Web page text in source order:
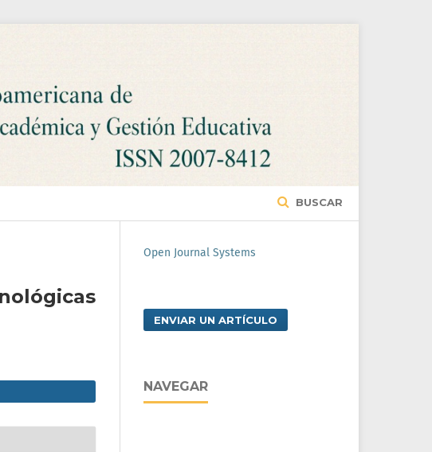
BUSCAR
Open Journal Systems
ENVIAR UN ARTÍCULO
NAVEGAR